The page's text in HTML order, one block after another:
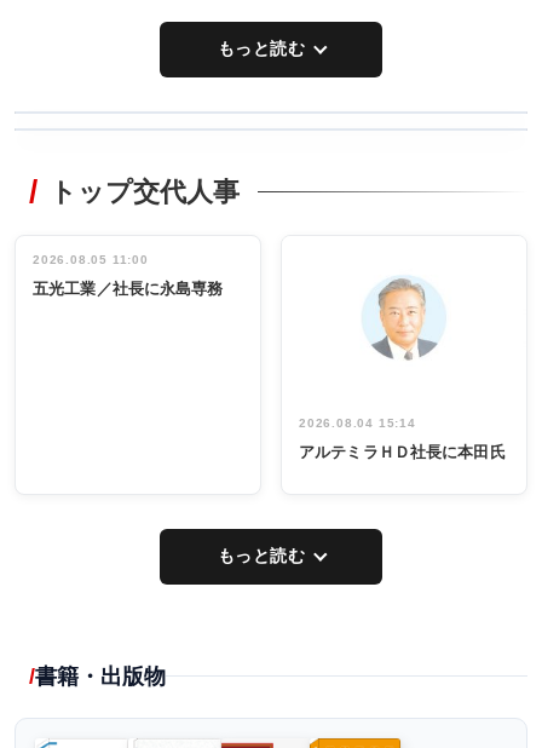
もっと読む
非鉄業界で
インタビュ
ー／社内ア
タックトレー
祝う 業界関
係者ら220人
出席
トップ交代人事
2026.08.05 11:00
五光工業／社長に永島専務
2026.08.04 15:14
アルテミラＨＤ社長に本田氏
もっと読む
書籍・出版物